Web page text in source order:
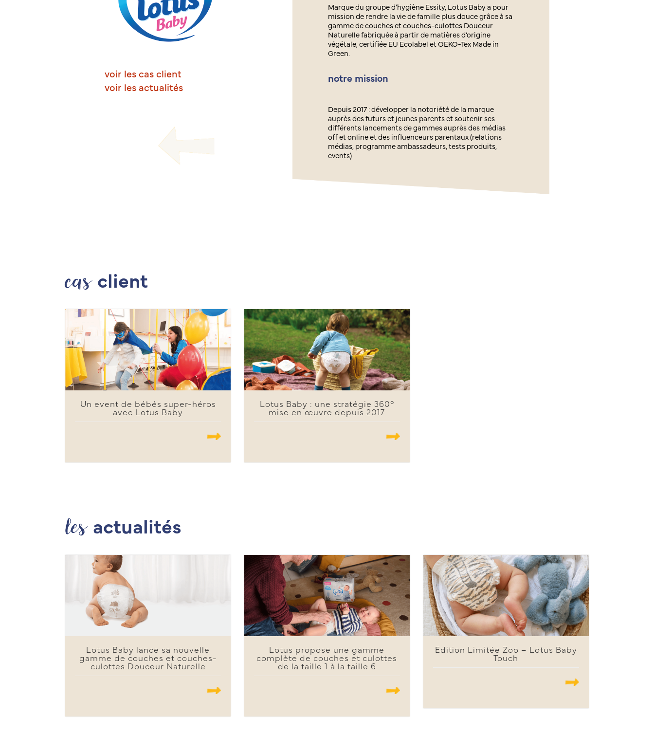
voir les cas client
voir les actualités
Marque du groupe d’hygiène Essity, Lotus Baby a pour
mission de rendre la vie de famille plus douce grâce à sa
gamme de couches et couches-culottes Douceur
Naturelle fabriquée à partir de matières d’origine
végétale, certifiée EU Ecolabel et OEKO-Tex Made in
Green.
notre mission
Depuis 2017 : développer la notoriété de la marque
auprès des futurs et jeunes parents et soutenir ses
différents lancements de gammes auprès des médias
off et online et des influenceurs parentaux (relations
médias, programme ambassadeurs, tests produits,
events)
cas client
Un event de bébés super-héros
avec Lotus Baby
.......
Lotus Baby : une stratégie 360°
mise en œuvre depuis 2017
.......
les actualités
Lotus Baby lance sa nouvelle
gamme de couches et couches-
culottes Douceur Naturelle
.......
Lotus propose une gamme
complète de couches et culottes
de la taille 1 à la taille 6
.......
Edition Limitée Zoo – Lotus Baby
Touch
.......